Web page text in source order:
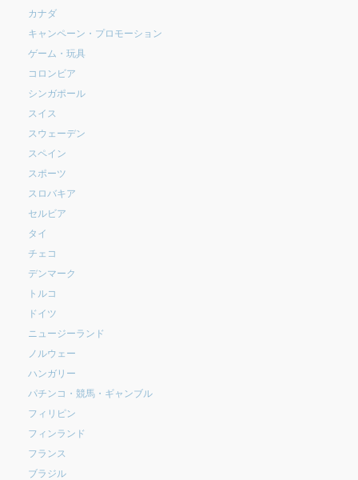
カナダ
キャンペーン・プロモーション
ゲーム・玩具
コロンビア
シンガポール
スイス
スウェーデン
スペイン
スポーツ
スロバキア
セルビア
タイ
チェコ
デンマーク
トルコ
ドイツ
ニュージーランド
ノルウェー
ハンガリー
パチンコ・競馬・ギャンブル
フィリピン
フィンランド
フランス
ブラジル